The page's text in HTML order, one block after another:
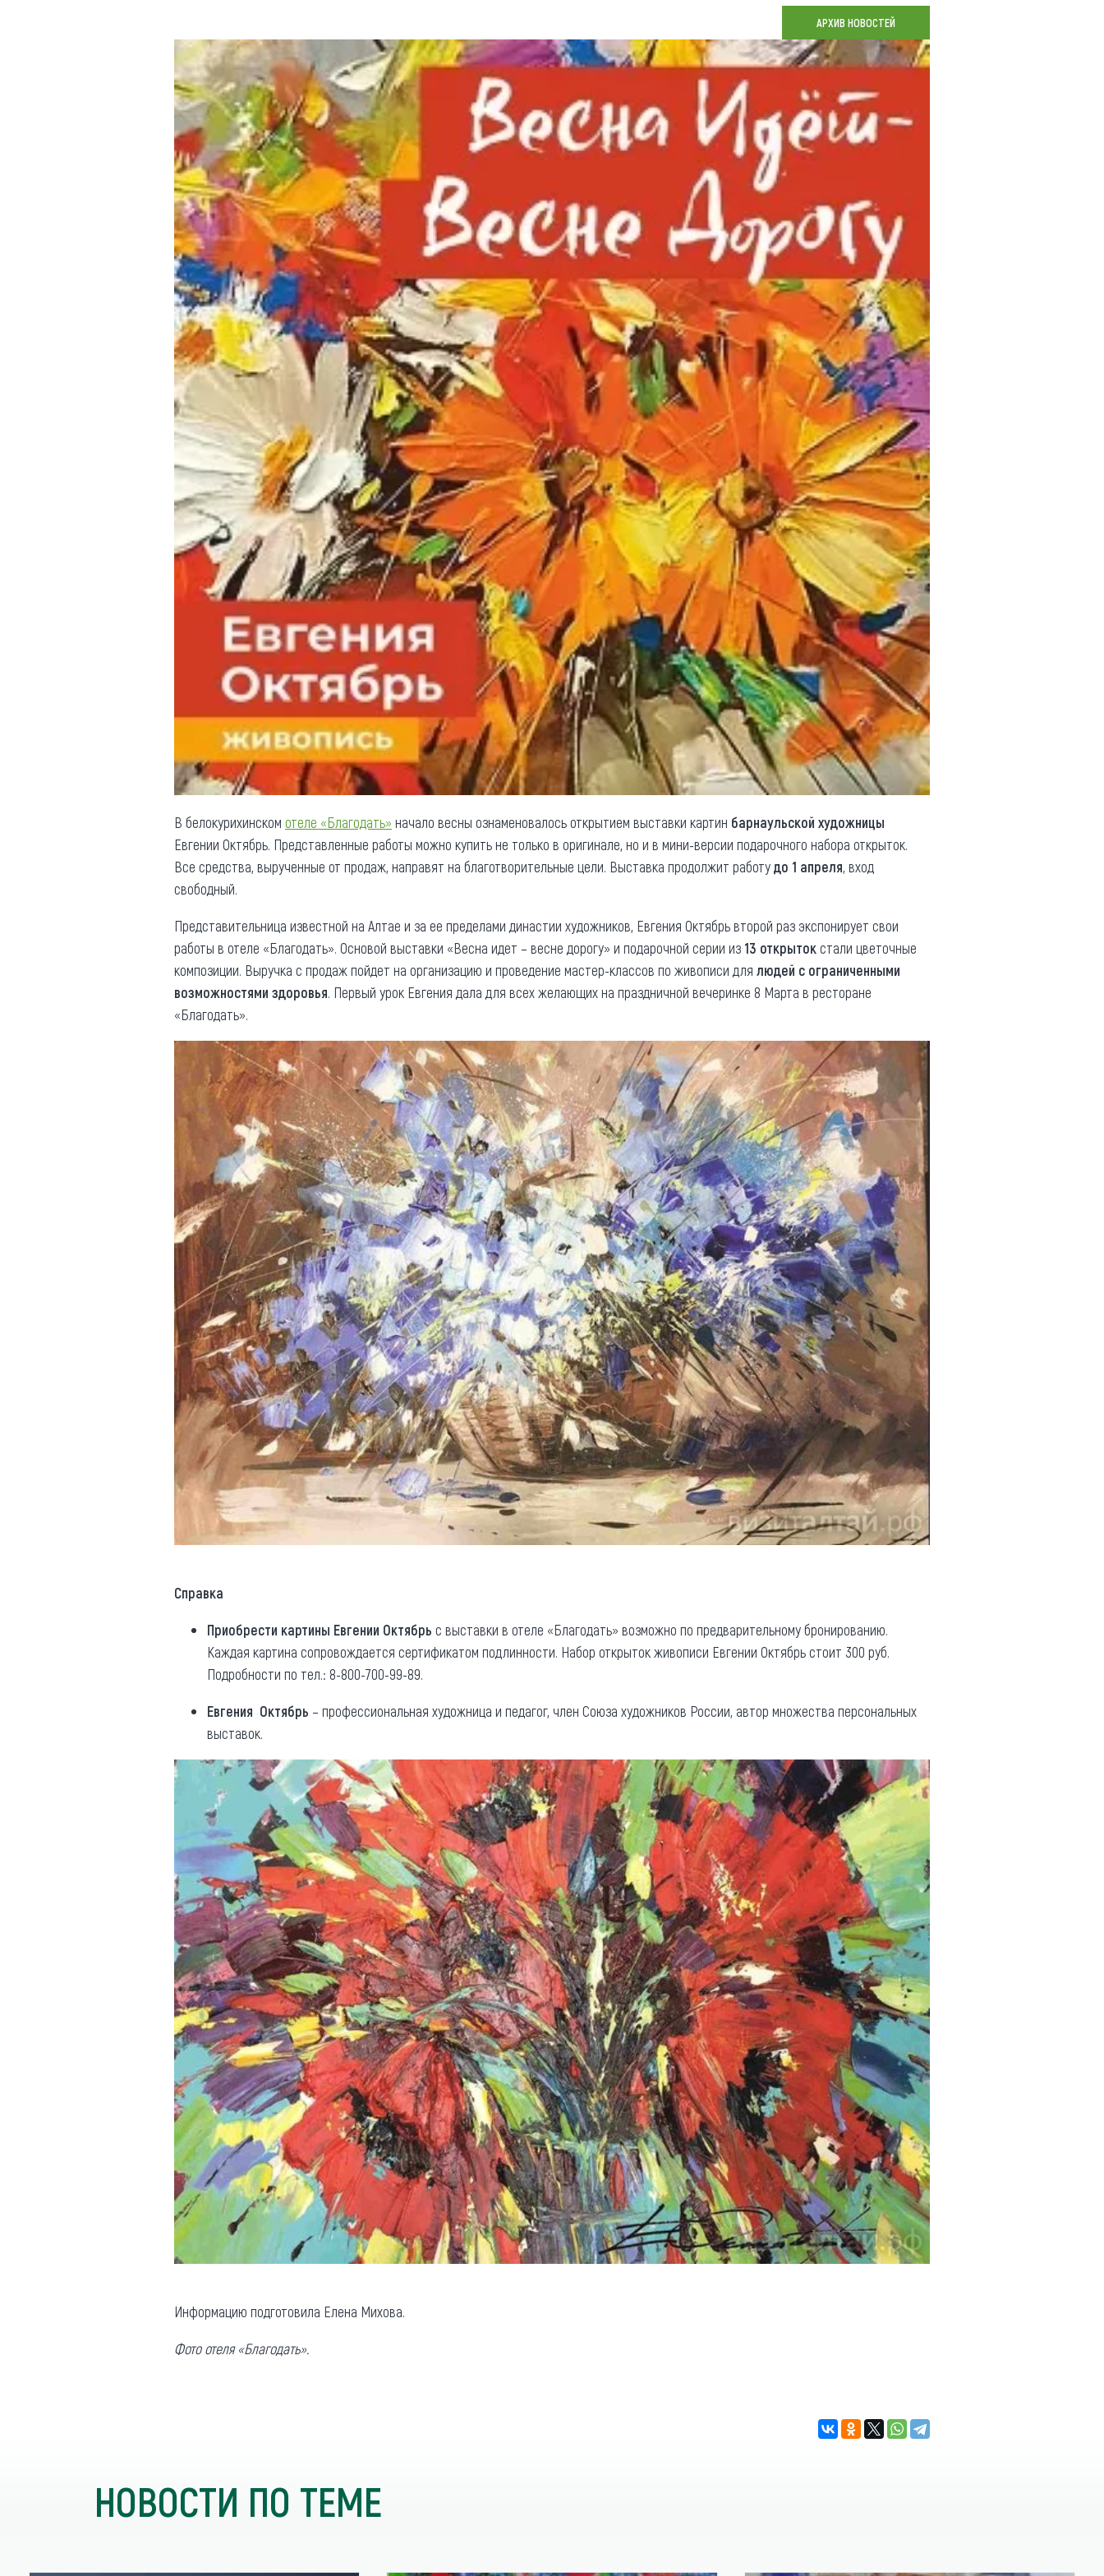
Придорожные кафе
Новости
Что привезти (сувениры)
Общая информация
Люди, прославившие Алтай
Карты и буклеты
Коллекция впечатлений
Блог путешественника
Видеогалерея
Фотогалерея
Другие рубрики
Реестр туроператоров
Реестр туристических
агентств Алтайского края
Обращения граждан
Противодействие коррупции
АРХИВ НОВОСТЕЙ
В белокурихинском отеле «Благодать» начало весны ознаменовалось открытием выставки картин барнаульской художницы
Евгении Октябрь. Представленные работы можно купить не только в оригинале, но и в мини-версии подарочного набора открыток.
Все средства, вырученные от продаж, направят на благотворительные цели. Выставка продолжит работудо 1 апреля, вход
свободный.
Представительница известной на Алтае и за ее пределами династии художников, Евгения Октябрь второй раз экспонирует свои
работы в отеле «Благодать». Основой выставки «Весна идет – весне дорогу» и подарочной серии из 13 открытокстали цветочные
композиции. Выручка с продаж пойдет на организацию и проведение мастер-классов по живописи для людей с ограниченными
возможностями здоровья. Первый урок Евгения дала для всех желающих на праздничной вечеринке 8 Марта в ресторане
«Благодать».
Справка
Приобрести картины Евгении Октябрь с выставки в отеле «Благодать» возможно по предварительному бронированию.
Каждая картина сопровождается сертификатом подлинности. Набор открыток живописи Евгении Октябрь стоит 300 руб.
Подробности по тел.: 8-800-700-99-89.
Евгения Октябрь – профессиональная художница и педагог, член Союза художников России, автор множества персональных
выставок.
Информацию подготовила Елена Михова.
Фото отеля «Благодать».
НОВОСТИ ПО ТЕМЕ